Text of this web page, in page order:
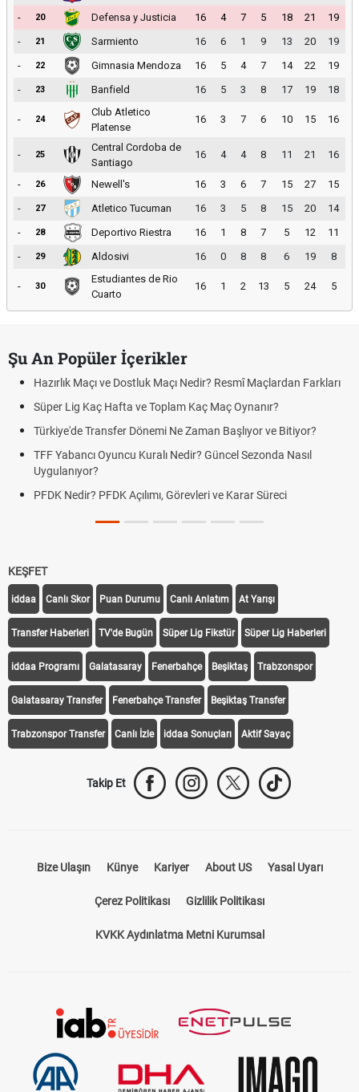
-
20 Defensa y Justicia 16 4 7 5 18 21
19
-
21 Sarmiento 16 6 1 9 13 20
19
-
22 Gimnasia Mendoza 16 5 4 7 14 22
19
-
23 Banfield 16 5 3 8 17 19 18
- 24
Club Atletico
Platense
16 3 7 6 10 15 16
- 25
Central Cordoba de
Santiago
16 4 4 8 11 21 16
- 26 Newell's 16 3 6 7 15 27
15
-
27 Atletico Tucuman 16 3 5 8 15 20
14
-
28 Deportivo Riestra 16 1 8 7 5 12
11
-
29 Aldosivi 16 0 8 8 6 19 8
- 30
Estudiantes de Rio
Cuarto
16 1 2 13 5 24 5
Şu An Popüler İçerikler
Hazırlık Maçı ve Dostluk Maçı Nedir? Resmî Maçlardan Farkları
Süper Lig Kaç Hafta ve Toplam Kaç Maç Oynanır?
Türkiye'de Transfer Dönemi Ne Zaman Başlıyor ve Bitiyor?
TFF Yabancı Oyuncu Kuralı Nedir? Güncel Sezonda Nasıl
Uygulanıyor?
PFDK Nedir? PFDK Açılımı, Görevleri ve Karar Süreci
KEŞFET
iddaa Canlı Skor Puan Durumu Canlı Anlatım At Yarışı
Transfer Haberleri TV'de Bugün Süper Lig Fikstür Süper Lig Haberleri
iddaa Programı Galatasaray Fenerbahçe Beşiktaş Trabzonspor
Galatasaray Transfer Fenerbahçe Transfer Beşiktaş Transfer
Trabzonspor Transfer Canlı İzle iddaa Sonuçları Aktif Sayaç
Takip Et
Bize Ulaşın Künye Kariyer About US Yasal Uyarı
Çerez Politikası Gizlilik Politikası
KVKK Aydınlatma Metni Kurumsal